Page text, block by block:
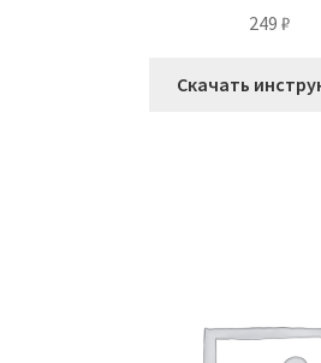
249 ₽
Скачать